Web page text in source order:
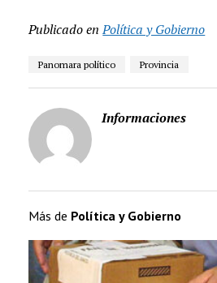
Publicado en Política y Gobierno
Panomara político Provincia
Informaciones
Más de Política y Gobierno